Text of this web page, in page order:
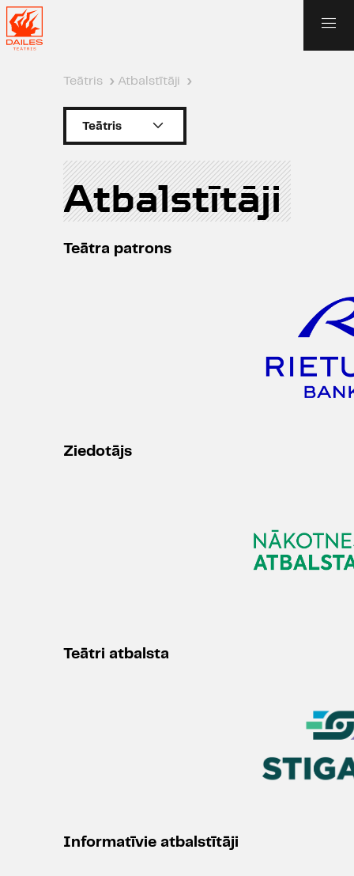
Teātris › Atbalstītāji ›
Teātris
Atbalstītāji
Teātra patrons
Ziedotājs
Teātri atbalsta
Informatīvie atbalstītāji